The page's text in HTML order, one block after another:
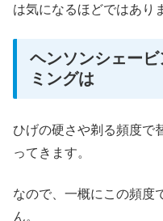
は気になるほどではあり
ヘンソンシェー
ミングは
ひげの硬さや剃る頻度で
ってきます。
なので、一概にこの頻度
ん。